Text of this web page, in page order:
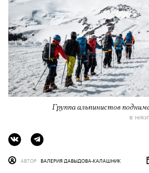
Группа альпинистов
©
АВТОР ВАЛЕРИЯ ДАВЫДОВА-КАЛАШНИК